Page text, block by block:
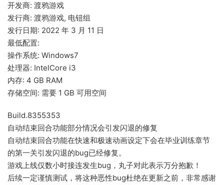
开发商: 渡鸦游戏
发行商: 渡鸦游戏, 电钮组
发行日期: 2022 年 3 月 11 日
最低配置:
操作系统: Windows7
处理器: IntelCore i3
内存: 4 GB RAM
存储空间: 需要 1 GB 可用空间
Build.8355353
自动结束回合功能部分情况会引发闪退的修复
自动结束回合功能在快速和极速动画设定下会在毕业训练章节
的第一关引发闪退的bug已经修复。
游戏上线仅数小时接连发生bug，丸子对此表示万分抱歉！
后续一定谨慎测试，将这种恶性bug杜绝在更新之前，非常感谢